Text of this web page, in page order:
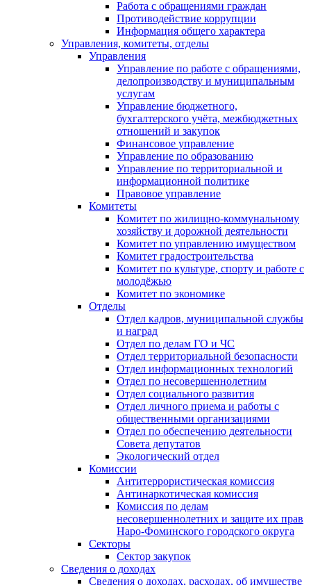
Работа с обращениями граждан
Противодействие коррупции
Информация общего характера
Управления, комитеты, отделы
Управления
Управление по работе с обращениями,
делопроизводству и муниципальным
услугам
Управление бюджетного,
бухгалтерского учёта, межбюджетных
отношений и закупок
Финансовое управление
Управление по образованию
Управление по территориальной и
информационной политике
Правовое управление
Комитеты
Комитет по жилищно-коммунальному
хозяйству и дорожной деятельности
Комитет по управлению имуществом
Комитет градостроительства
Комитет по культуре, спорту и работе с
молодёжью
Комитет по экономике
Отделы
Отдел кадров, муниципальной службы
и наград
Отдел по делам ГО и ЧС
Отдел территориальной безопасности
Отдел информационных технологий
Отдел по несовершеннолетним
Отдел социального развития
Отдел личного приема и работы с
общественными организациями
Отдел по обеспечению деятельности
Совета депутатов
Экологический отдел
Комиссии
Антитеррористическая комиссия
Антинаркотическая комиссия
Комиссия по делам
несовершеннолетних и защите их прав
Наро-Фоминского городского округа
Секторы
Сектор закупок
Сведения о доходах
Сведения о доходах, расходах, об имуществе